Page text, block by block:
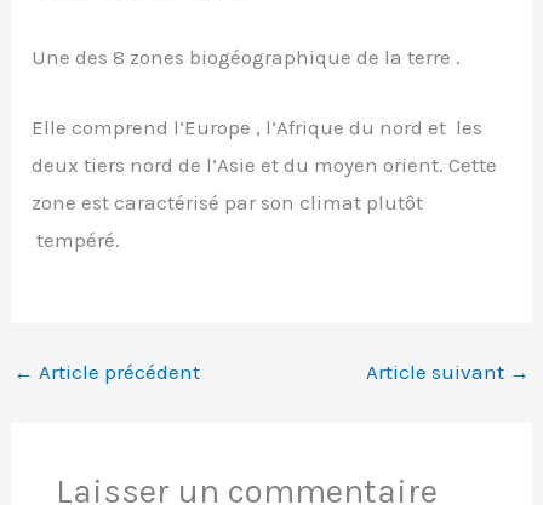
Une des 8 zones biogéographique de la terre .
Elle comprend l’Europe , l’Afrique du nord et les
deux tiers nord de l’Asie et du moyen orient. Cette
zone est caractérisé par son climat plutôt
tempéré.
← Article précédent Article suivant →
Laisser un commentaire